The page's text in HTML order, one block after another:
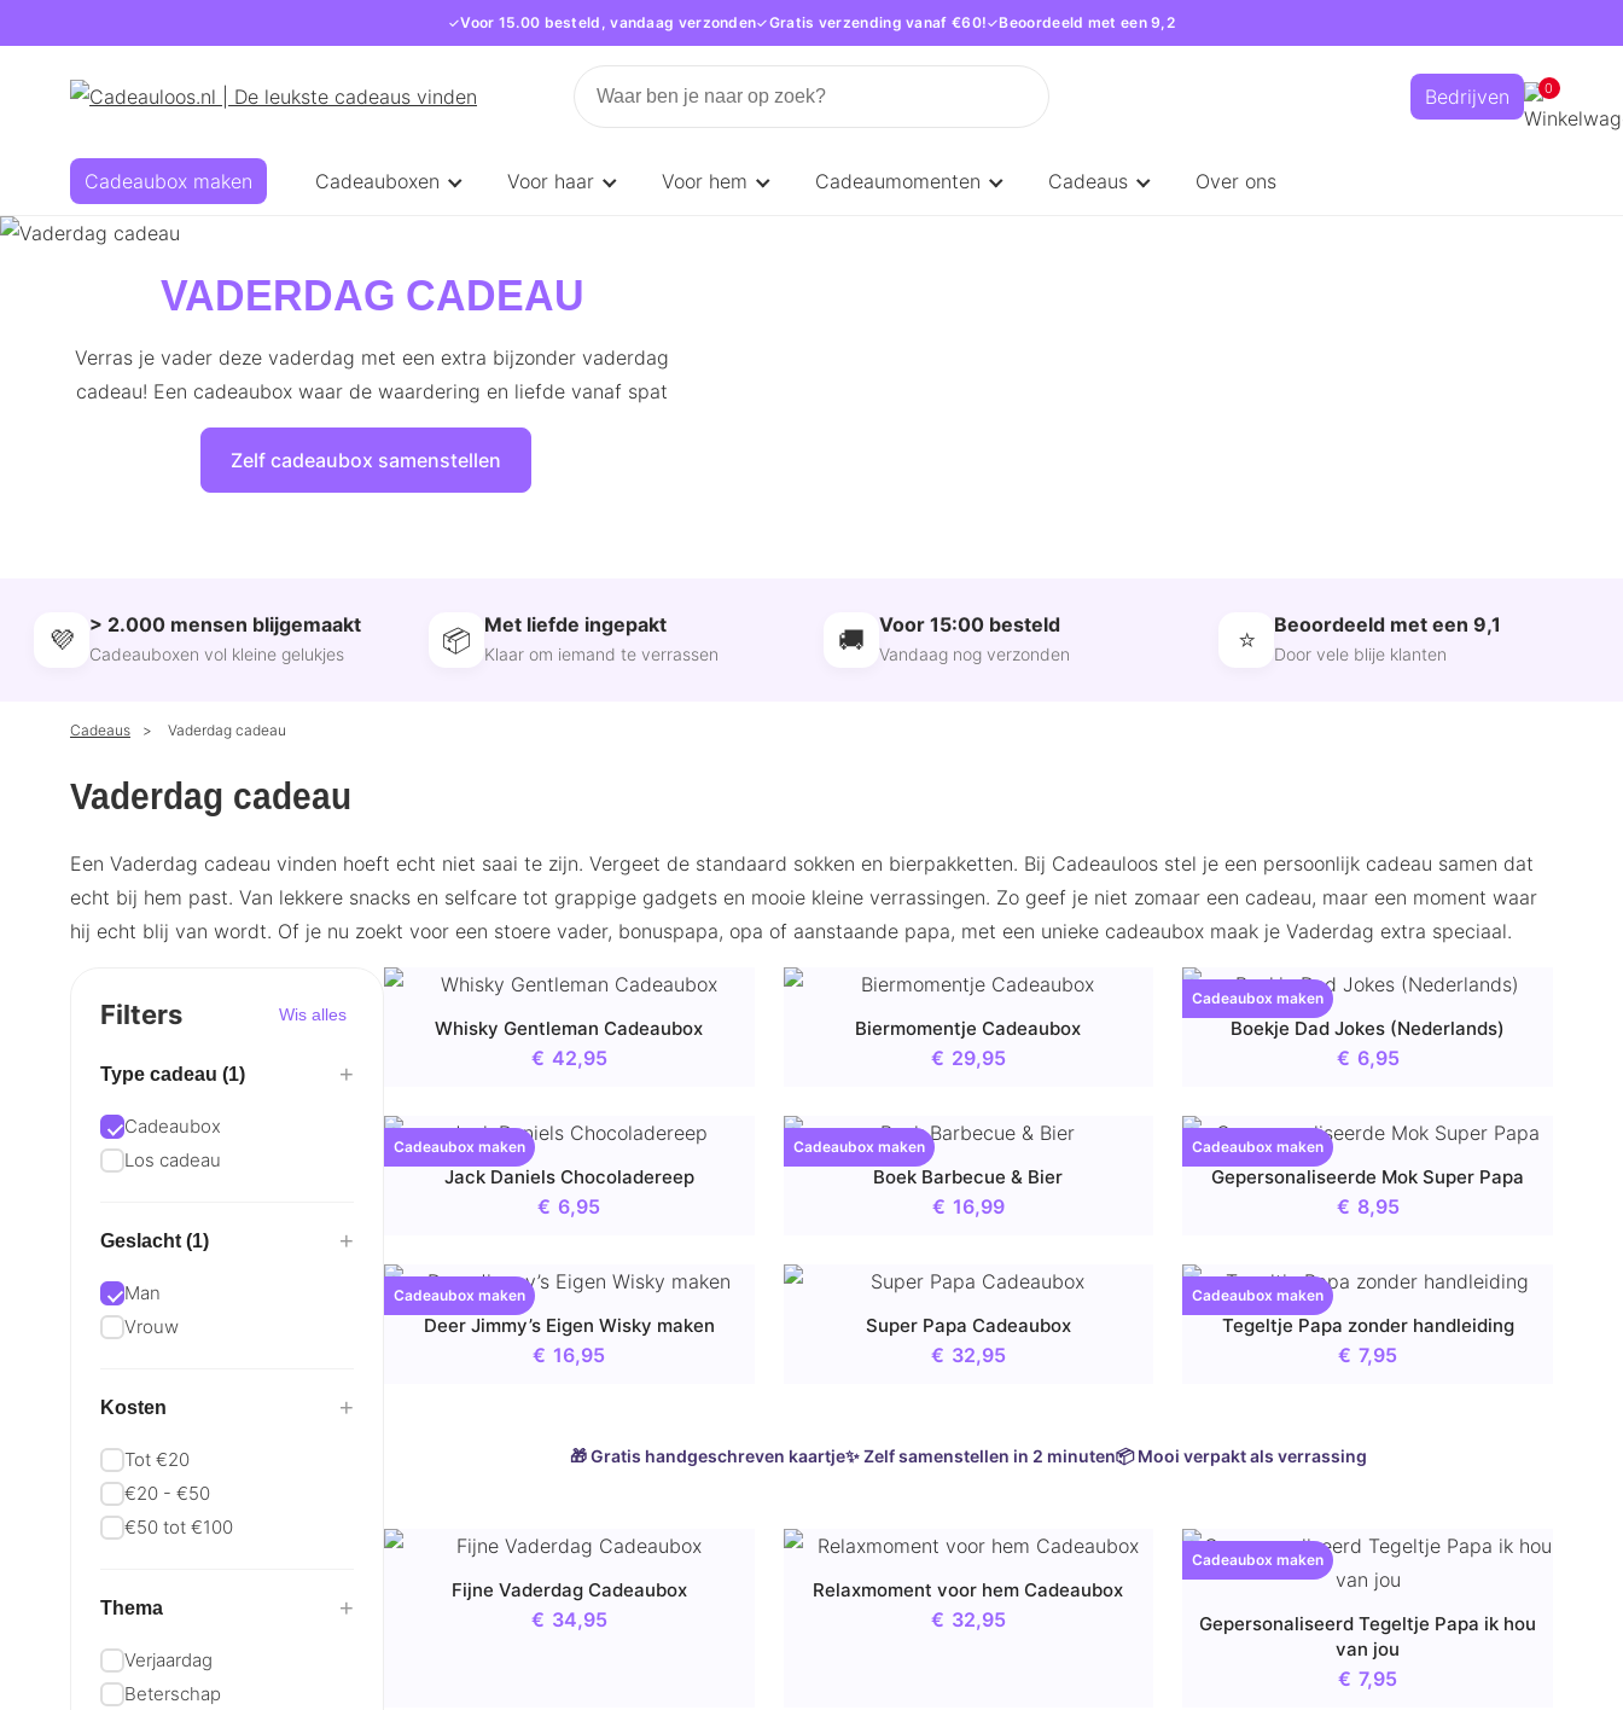
Voor 15.00 besteld, vandaag verzonden Gratis verzending vanaf €60! Beoordeeld met een 9,2
Bedrijven 0
Cadeaubox maken Cadeauboxen Voor haar Voor hem Cadeaumomenten Cadeaus Over ons
VADERDAG CADEAU
Verras je vader deze vaderdag met een extra bijzonder vaderdag
cadeau! Een cadeaubox waar de waardering en liefde vanaf spat
Zelf cadeaubox samenstellen
💜 > 2.000 mensen blijgemaakt
Cadeauboxen vol kleine gelukjes 📦 Met liefde ingepakt
Klaar om iemand te verrassen 🚚 Voor 15:00 besteld
Vandaag nog verzonden ⭐ Beoordeeld met een 9,1
Door vele blije klanten
Cadeaus Vaderdag cadeau
Vaderdag cadeau
Een Vaderdag cadeau vinden hoeft echt niet saai te zijn. Vergeet de standaard sokken en bierpakketten. Bij Cadeauloos stel je een persoonlijk cadeau samen dat
echt bij hem past. Van lekkere snacks en selfcare tot grappige gadgets en mooie kleine verrassingen. Zo geef je niet zomaar een cadeau, maar een moment waar
hij echt blij van wordt. Of je nu zoekt voor een stoere vader, bonuspapa, opa of aanstaande papa, met een unieke cadeaubox maak je Vaderdag extra speciaal.
Filters Wis alles
Type cadeau (1) +
Cadeaubox
Los cadeau
Geslacht (1) +
Man
Vrouw
Kosten +
Tot €20
€20 - €50
€50 tot €100
Thema +
Verjaardag
Beterschap
Whisky Gentleman Cadeaubox
€ 42,95
Biermomentje Cadeaubox
€ 29,95
Cadeaubox maken
Boekje Dad Jokes (Nederlands)
€ 6,95
Cadeaubox maken
Jack Daniels Chocoladereep
€ 6,95
Cadeaubox maken
Boek Barbecue & Bier
€ 16,99
Cadeaubox maken
Gepersonaliseerde Mok Super Papa
€ 8,95
Cadeaubox maken
Deer Jimmy’s Eigen Wisky maken
€ 16,95
Super Papa Cadeaubox
€ 32,95
Cadeaubox maken
Tegeltje Papa zonder handleiding
€ 7,95
🎁 Gratis handgeschreven kaartje✨ Zelf samenstellen in 2 minuten📦 Mooi verpakt als verrassing
Fijne Vaderdag Cadeaubox
€ 34,95
Relaxmoment voor hem Cadeaubox
€ 32,95
Cadeaubox maken
Gepersonaliseerd Tegeltje Papa ik hou
van jou
€ 7,95